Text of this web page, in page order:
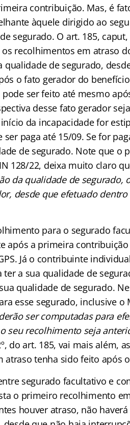
contribuição. Mas, é
àquele dirigido ao
segurado. O art. 185,
os recolhimentos em atraso
de segurado,
o fato gerador do
ser feito até mesmo
desse fato gerador
da incapacidade for
paga até 15/09. Se for
de segurado. Note que o
128/22, deixa muito claro
da qualidade de segurado,
desde que efetuado dentro
para o segurado
após a primeira
Já o contribuinte
a sua qualidade de
qualidade de segurado.
esse segurado, inclusive o
ser computadas para
seu recolhimento seja
do art. 185, vai mais além,
tenha sido feito após
segurado facultativo e
o primeiro recolhimento
houver atraso, não